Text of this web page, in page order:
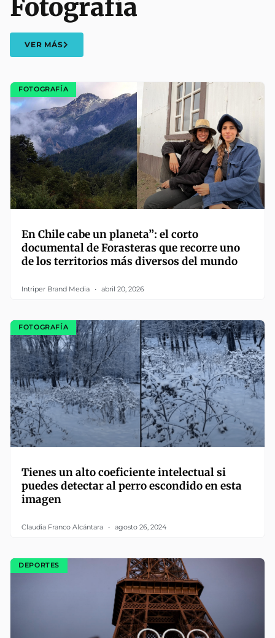
Fotografía
VER MÁS
FOTOGRAFÍA
En Chile cabe un planeta”: el corto
documental de Forasteras que recorre uno
de los territorios más diversos del mundo
Intriper Brand Media abril 20, 2026
FOTOGRAFÍA
Tienes un alto coeficiente intelectual si
puedes detectar al perro escondido en esta
imagen
Claudia Franco Alcántara agosto 26, 2024
DEPORTES